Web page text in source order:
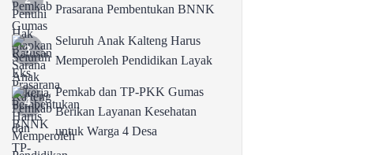
Prasarana Pembentukan BNNK
Seluruh Anak Kalteng Harus
Memperoleh Pendidikan Layak
Pemkab dan TP-PKK Gumas
Berikan Layanan Kesehatan
untuk Warga 4 Desa